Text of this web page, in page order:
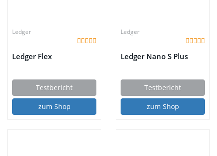
Ledger
Ledger Flex
Testbericht
zum Shop
Ledger
Ledger Nano S Plus
Testbericht
zum Shop